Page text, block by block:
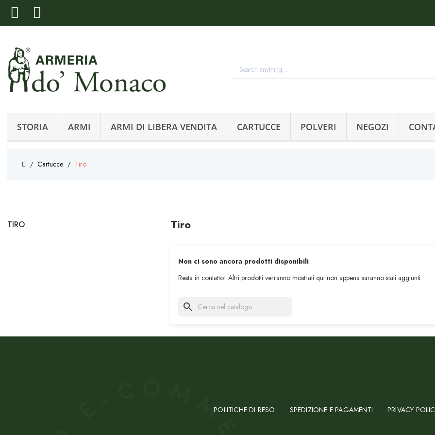
STORIA ARMI ARMI DI LIBERA VENDITA CARTUCCE POLVERI NEGOZI
Cartucce Tiro
TIRO Tiro
Non ci sono ancora prodotti disponibili
Resta in contatto! Altri prodotti verranno mostrati qui non appena saranno stati aggiunti.
search
POLITICHE DI RESO SPEDIZIONE E PAGAMENTI PRIVACY